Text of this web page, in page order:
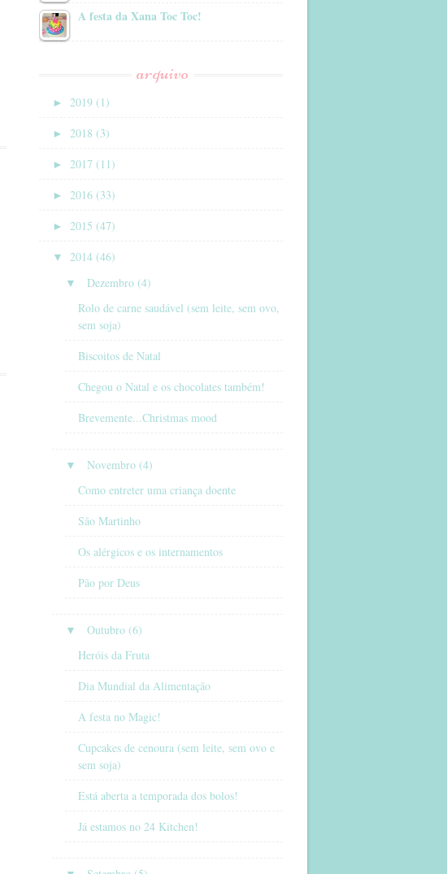
A festa da Xana Toc Toc!
arquivo
► 2019 (1)
► 2018 (3)
► 2017 (11)
► 2016 (33)
► 2015 (47)
▼ 2014 (46)
▼
Dezembro (4)
Rolo de carne saudável (sem leite, sem ovo,
sem soja)
Biscoitos de Natal
Chegou o Natal e os chocolates também!
Brevemente...Christmas mood
▼
Novembro (4)
Como entreter uma criança doente
São Martinho
Os alérgicos e os internamentos
Pão por Deus
▼
Outubro (6)
Heróis da Fruta
Dia Mundial da Alimentação
A festa no Magic!
Cupcakes de cenoura (sem leite, sem ovo e
sem soja)
Está aberta a temporada dos bolos!
Já estamos no 24 Kitchen!